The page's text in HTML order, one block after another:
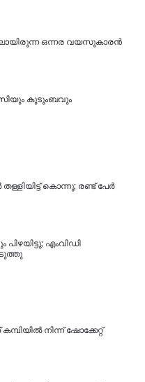
ഒന്നര വയസുകാരന്‍
കുടുംബവും
കൊന്നു; രണ്ട് പേര്‍
എംവിഡി
നിന്ന് ഷോക്കേറ്റ്